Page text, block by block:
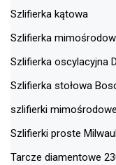
Szlifierka kątowa
Szlifierka
Szlifierka oscylacyjna
Szlifierka stołowa
szlifierki mimośrodowe
Szlifierki proste
Tarcze diamentowe